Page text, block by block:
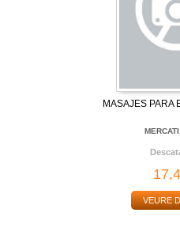
MASAJES PARA
VEURE